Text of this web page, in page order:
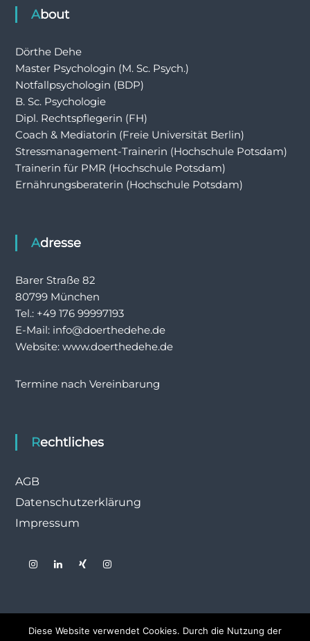
About
Dörthe Dehe
Master Psychologin (M. Sc. Psych.)
Notfallpsychologin (BDP)
B. Sc. Psychologie
Dipl. Rechtspflegerin (FH)
Coach & Mediatorin (Freie Universität Berlin)
Stressmanagement-Trainerin (Hochschule Potsdam)
Trainerin für PMR (Hochschule Potsdam)
Ernährungsberaterin (Hochschule Potsdam)
Adresse
Barer Straße 82
80799 München
Tel.: +49 176 99997193
E-Mail: info@doerthedehe.de
Website: www.doerthedehe.de
Termine nach Vereinbarung
Rechtliches
AGB
Datenschutzerklärung
Impressum
Diese Website verwendet Cookies. Durch die Nutzung der